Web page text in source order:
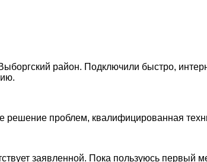
район. Подключили быстро,
проблем, квалифицированная
заявленной. Пока пользуюсь